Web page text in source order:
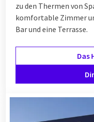
zu den Thermen von
komfortable Zimmer
Bar und eine Terrasse.
Das